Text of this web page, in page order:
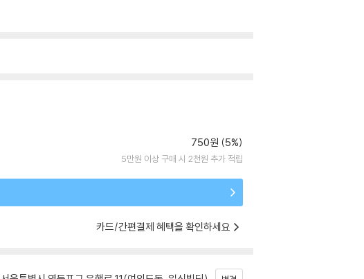
750원 (5%)
5만원 이상 구매 시 2천원 추가 적립
카드/간편결제 혜택을 확인하세요